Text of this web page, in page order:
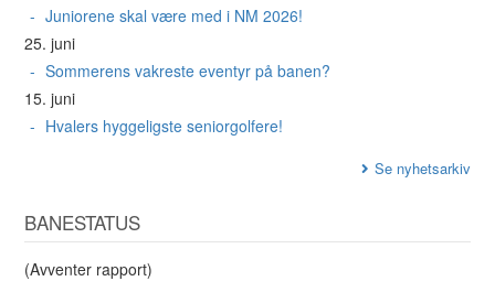
Juniorene skal være med i NM 2026!
25. juni
Sommerens vakreste eventyr på banen?
15. juni
Hvalers hyggeligste seniorgolfere!
Se nyhetsarkiv
BANESTATUS
(Avventer rapport)